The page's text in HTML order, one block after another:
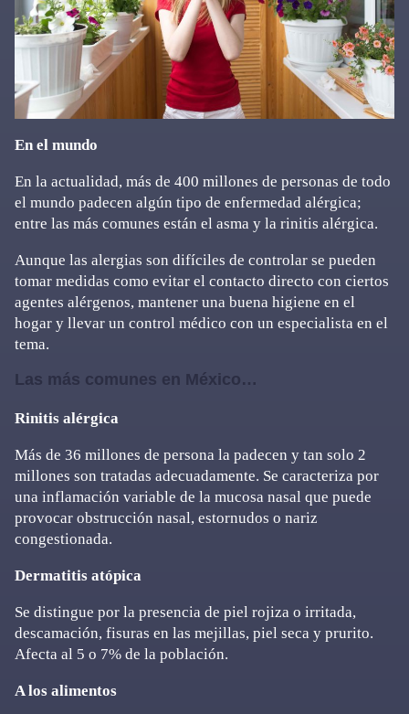
En el mundo
En la actualidad, más de 400 millones de personas de todo
el mundo padecen algún tipo de enfermedad alérgica;
entre las más comunes están el asma y la rinitis alérgica.
Aunque las alergias son difíciles de controlar se pueden
tomar medidas como evitar el contacto directo con ciertos
agentes alérgenos, mantener una buena higiene en el
hogar y llevar un control médico con un especialista en el
tema.
Las más comunes en México…
Rinitis alérgica
Más de 36 millones de persona la padecen y tan solo 2
millones son tratadas adecuadamente. Se caracteriza por
una inflamación variable de la mucosa nasal que puede
provocar obstrucción nasal, estornudos o nariz
congestionada.
Dermatitis atópica
Se distingue por la presencia de piel rojiza o irritada,
descamación, fisuras en las mejillas, piel seca y prurito.
Afecta al 5 o 7% de la población.
A los alimentos